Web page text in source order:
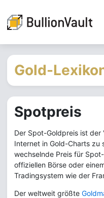
Gold-
Spotpreis
Der Spot-Goldpreis ist
Internet in Gold-Charts zu
wechselnde Preis für
offiziellen Börse oder
Tradingsystem wie der
Der weltweit größte